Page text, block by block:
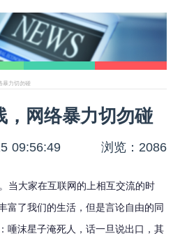
暴力切勿碰
，网络暴力切勿碰
09:56:49 浏览：2086
当大家在互联网的上相互交流的时
富了我们的生活，但是言论自由的同
唾沫星子淹死人，话一旦说出口，其